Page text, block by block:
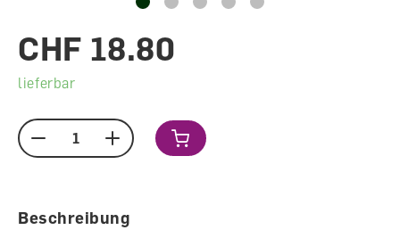
CHF 18.80
lieferbar
Menge
Beschreibung